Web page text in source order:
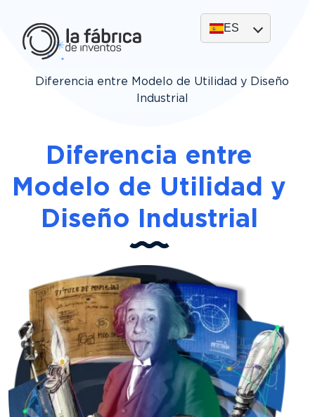
ES
Diferencia entre Modelo de Utilidad y Diseño
Industrial
Diferencia entre
Modelo de Utilidad y
Diseño Industrial